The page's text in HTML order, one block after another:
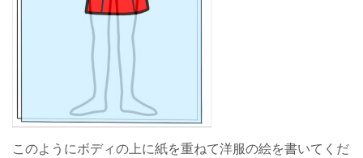
このようにボディの上に紙を重ねて洋服の絵を書いてくだ